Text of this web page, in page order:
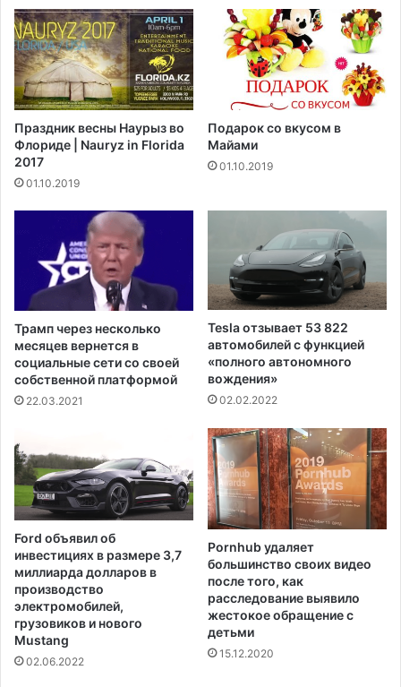
ю
т
с
о
х
р
а
н
я
т
з
я
т
т
ь
в
о
т
о
о
м
п
р
р
и
к
а
н
к
и
п
у
т
в
е
н
н
а
м
н
о
т
ь
м
а
с
к
Праздник весны Наурыз во
Флориде | Nauryz in Florida
2017
01.10.2019
Подарок со вкусом в
Майами
01.10.2019
Трамп через несколько
месяцев вернется в
социальные сети со своей
собственной платформой
22.03.2021
Tesla отзывает 53 822
автомобилей с функцией
«полного автономного
вождения»
02.02.2022
Ford объявил об
инвестициях в размере 3,7
миллиарда долларов в
производство
электромобилей,
грузовиков и нового
Mustang
02.06.2022
Pornhub удаляет
большинство своих видео
после того, как
расследование выявило
жестокое обращение с
детьми
15.12.2020